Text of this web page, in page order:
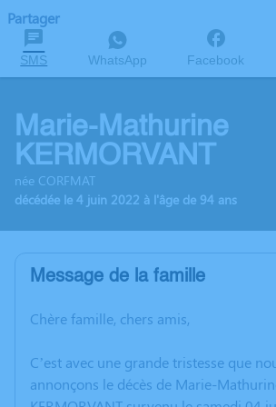
Partager
SMS WhatsApp Facebook
Marie-Mathurine
KERMORVANT
née CORFMAT
décédée le 4 juin 2022 à l'âge de 94 ans
Message de la famille
Chère famille, chers amis,
C’est avec une grande tristesse que
annonçons le décès de Marie-